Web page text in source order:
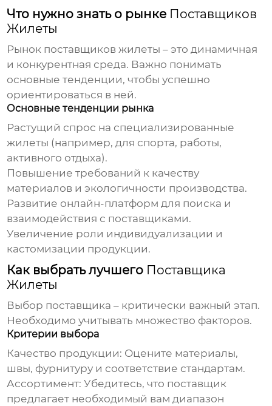
Что нужно знать о рынке Поставщиков
Жилеты
Рынок поставщиков жилеты – это динамичная
и конкурентная среда. Важно понимать
основные тенденции, чтобы успешно
ориентироваться в ней.
Основные тенденции рынка
Растущий спрос на специализированные
жилеты (например, для спорта, работы,
активного отдыха).
Повышение требований к качеству
материалов и экологичности производства.
Развитие онлайн-платформ для поиска и
взаимодействия с поставщиками.
Увеличение роли индивидуализации и
кастомизации продукции.
Как выбрать лучшего Поставщика
Жилеты
Выбор поставщика – критически важный этап.
Необходимо учитывать множество факторов.
Критерии выбора
Качество продукции: Оцените материалы,
швы, фурнитуру и соответствие стандартам.
Ассортимент: Убедитесь, что поставщик
предлагает необходимый вам диапазон